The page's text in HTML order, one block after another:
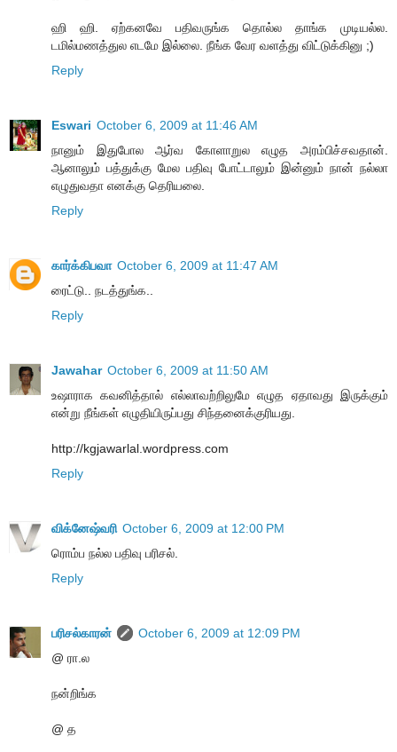
ஹி ஹி. ஏற்கனவே பதிவருங்க தொல்ல தாங்க முடியல்ல.
டமில்மணத்துல எடமே இல்லை. நீங்க வேர வளத்து விட்டுக்கினு ;)
Reply
Eswari October 6, 2009 at 11:46 AM
நானும் இதுபோல ஆர்வ கோளாறுல எழுத அரம்பிச்சவதான்.
ஆனாலும் பத்துக்கு மேல பதிவு போட்டாலும் இன்னும் நான் நல்லா
எழுதுவதா எனக்கு தெரியலை.
Reply
கார்க்கிபவா October 6, 2009 at 11:47 AM
ரைட்டு.. நடத்துங்க..
Reply
Jawahar October 6, 2009 at 11:50 AM
உஷாராக கவனித்தால் எல்லாவற்றிலுமே எழுத ஏதாவது இருக்கும்
என்று நீங்கள் எழுதியிருப்பது சிந்தனைக்குரியது.
http://kgjawarlal.wordpress.com
Reply
விக்னேஷ்வரி October 6, 2009 at 12:00 PM
ரொம்ப நல்ல பதிவு பரிசல்.
Reply
பரிசல்காரன்
October 6, 2009 at 12:09 PM
@ ரா.ல
நன்றிங்க
@ த